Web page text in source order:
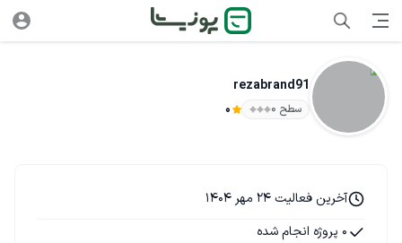
rezabrand91
سطح ۰ 0
آخرین فعالیت 24 مهر 1404
0 پروژه انجام شده